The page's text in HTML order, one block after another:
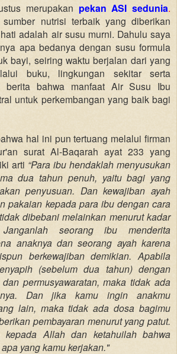
merupakan pekan ASI sedunia.
nutrisi terbaik yang diberikan
adalah air susu murni. Dahulu saya
apa bedanya dengan susu formula
bayi, seiring waktu berjalan dari yang
buku, lingkungan sekitar serta
berita bahwa manfaat Air Susu Ibu
untuk perkembangan yang baik bagi
hal ini pun tertuang melalui firman
surat Al-Baqarah ayat 233 yang
arti “Para ibu hendaklah menyusukan
dua tahun penuh, yaitu bagi yang
penyusuan. Dan kewajiban ayah
pakaian kepada para ibu dengan cara
dibebani melainkan menurut kadar
Janganlah seorang ibu menderita
anaknya dan seorang ayah karena
berkewajiban demikian. Apabila
(sebelum dua tahun) dengan
permusyawaratan, maka tidak ada
Dan jika kamu ingin anakmu
lain, maka tidak ada dosa bagimu
pembayaran menurut yang patut.
kepada Allah dan ketahuilah bahwa
yang kamu kerjakan."